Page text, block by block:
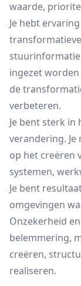
waarde,
Je hebt
ingezet
de
verbeteren.
Je bent sterk
verandering.
op het creëren
systemen,
Je bent
omgevingen
Onzekerheid
belemmering,
creëren,
realiseren.